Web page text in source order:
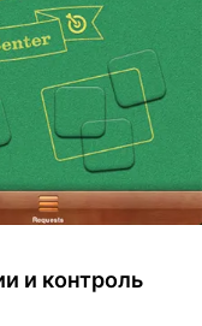
и контроль